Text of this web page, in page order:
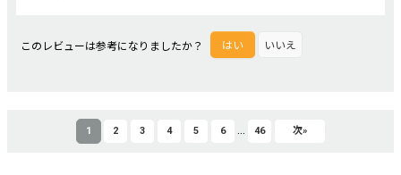
このレビューは参考になりましたか？ はい いいえ
1 2 3 4 5 6 46 次»